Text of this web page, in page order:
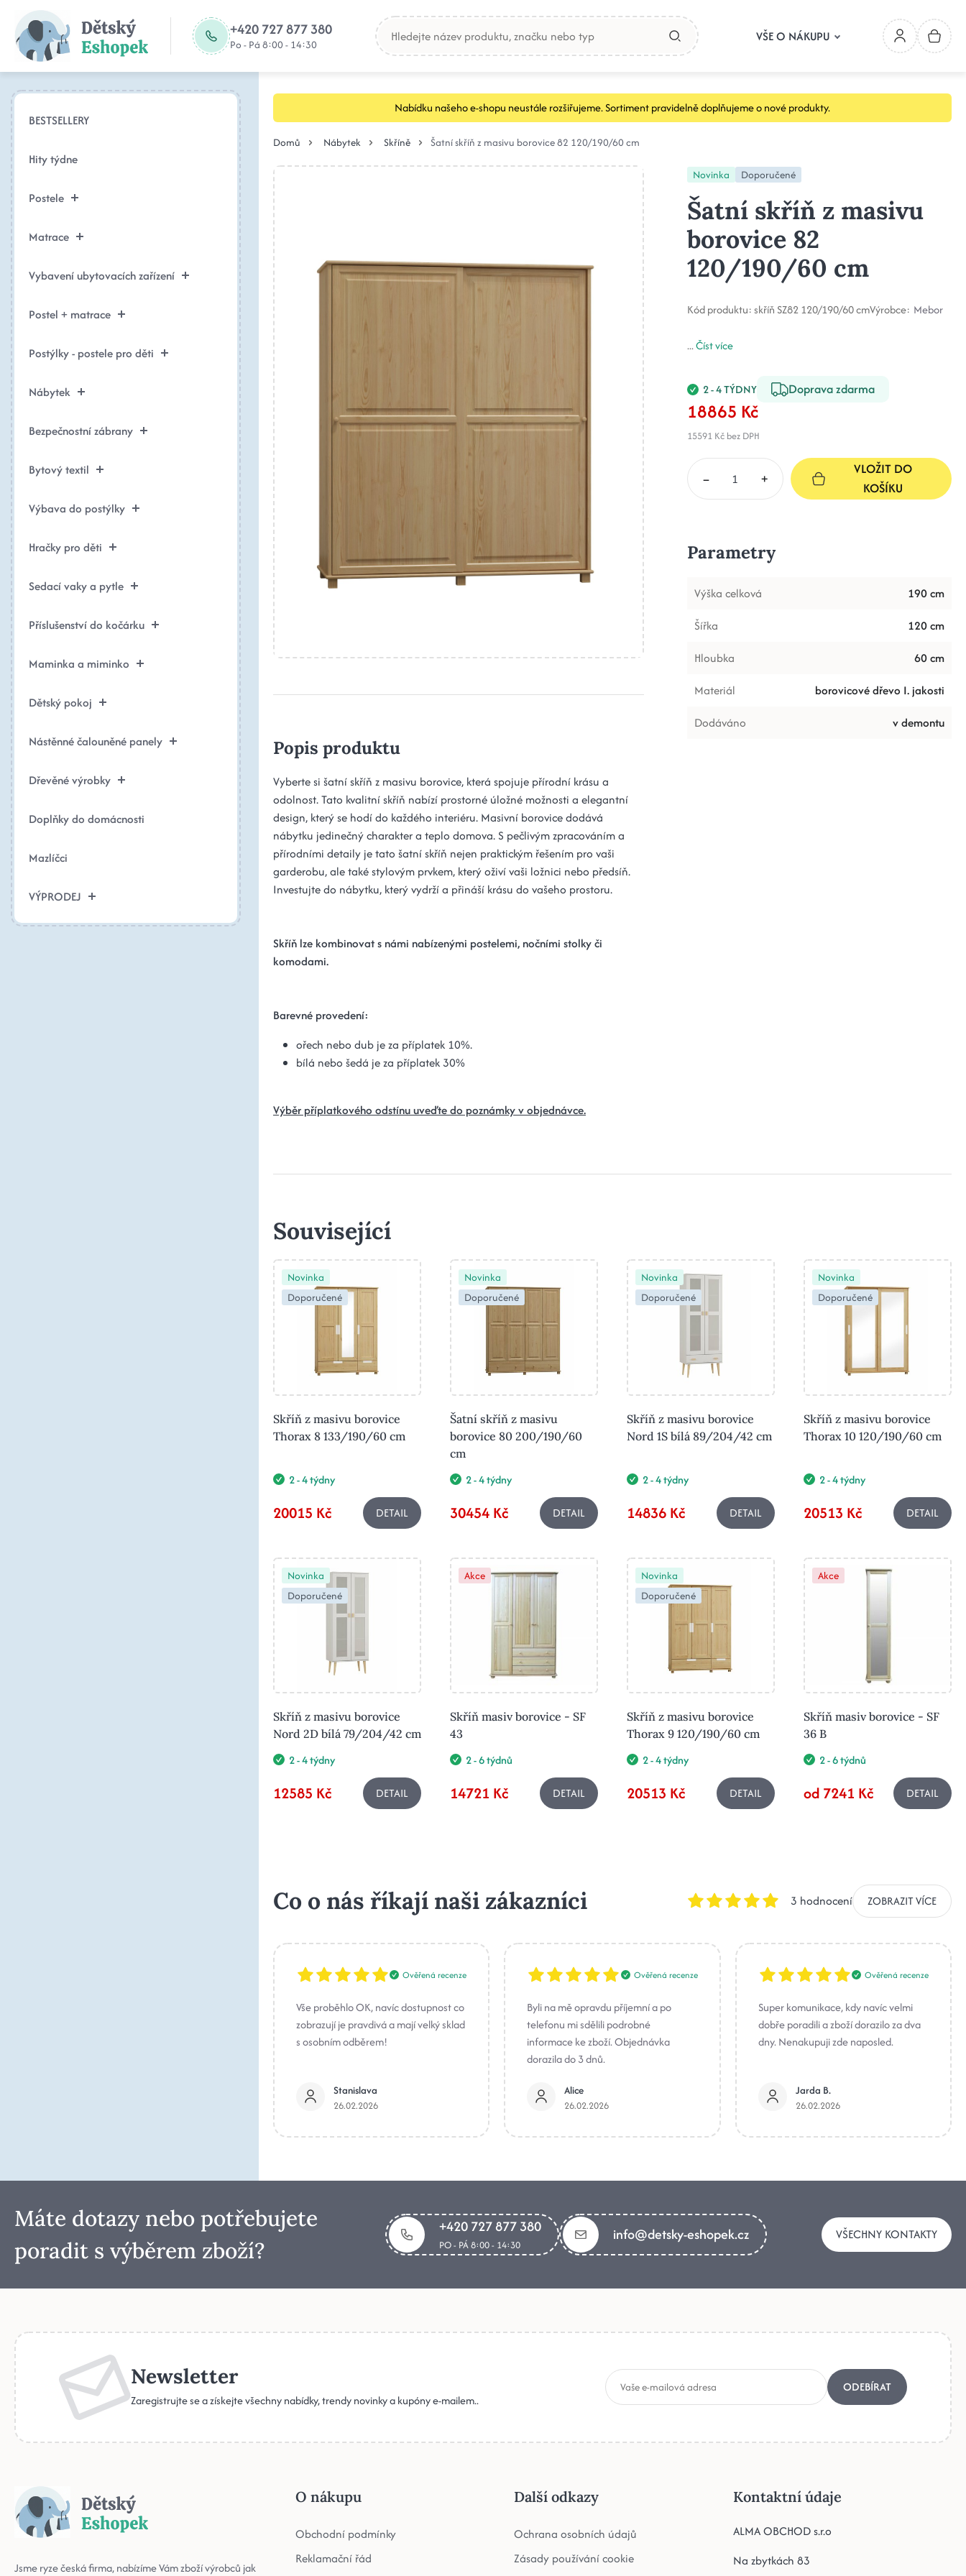
+420 727 877 380
Po - Pá 8:00 - 14:30
VŠE O NÁKUPU
BESTSELLERY
Hity týdne
Postele
Matrace
Vybavení ubytovacích zařízení
Postel + matrace
Postýlky - postele pro děti
Nábytek
Bezpečnostní zábrany
Bytový textil
Výbava do postýlky
Hračky pro děti
Sedací vaky a pytle
Příslušenství do kočárku
Maminka a miminko
Dětský pokoj
Nástěnné čalouněné panely
Dřevěné výrobky
Doplňky do domácnosti
Mazlíčci
VÝPRODEJ
Nabídku našeho e-shopu neustále rozšiřujeme. Sortiment pravidelně doplňujeme o nové produkty.
Domů Nábytek Skříně Šatní skříň z masivu borovice 82 120/190/60 cm
Popis produktu
Vyberte si šatní skříň z masivu borovice, která spojuje přírodní krásu a
odolnost. Tato kvalitní skříň nabízí prostorné úložné možnosti a elegantní
design, který se hodí do každého interiéru. Masivní borovice dodává
nábytku jedinečný charakter a teplo domova. S pečlivým zpracováním a
přírodními detaily je tato šatní skříň nejen praktickým řešením pro vaši
garderobu, ale také stylovým prvkem, který oživí vaši ložnici nebo předsíň.
Investujte do nábytku, který vydrží a přináší krásu do vašeho prostoru.
Skříň lze kombinovat s námi nabízenými postelemi, nočními stolky či
komodami.
Barevné provedení:
ořech nebo dub je za příplatek 10%.
bílá nebo šedá je za příplatek 30%
Výběr příplatkového odstínu uveďte do poznámky v objednávce.
Novinka Doporučené
Šatní skříň z masivu
borovice 82
120/190/60 cm
Kód produktu: skříň SZ82 120/190/60 cmVýrobce: Mebor
...Číst více
2 - 4 TÝDNY Doprava zdarma
18865 Kč
15591 Kčbez DPH
– +
VLOŽIT DO
KOŠÍKU
Parametry
Výška celková
190 cm
Šířka
120 cm
Hloubka
60 cm
Materiál
borovicové dřevo I. jakosti
Dodáváno
v demontu
Související
Novinka
Doporučené
Skříň z masivu borovice
Thorax 8 133/190/60 cm
2 - 4 týdny
20015 Kč DETAIL
Novinka
Doporučené
Šatní skříň z masivu
borovice 80 200/190/60
cm
2 - 4 týdny
30454 Kč DETAIL
Novinka
Doporučené
Skříň z masivu borovice
Nord 1S bílá 89/204/42 cm
2 - 4 týdny
14836 Kč DETAIL
Novinka
Doporučené
Skříň z masivu borovice
Thorax 10 120/190/60 cm
2 - 4 týdny
20513 Kč DETAIL
Novinka
Doporučené
Skříň z masivu borovice
Nord 2D bílá 79/204/42 cm
2 - 4 týdny
12585 Kč DETAIL
Akce
Skříň masiv borovice - SF
43
2 - 6 týdnů
14721 Kč DETAIL
Novinka
Doporučené
Skříň z masivu borovice
Thorax 9 120/190/60 cm
2 - 4 týdny
20513 Kč DETAIL
Akce
Skříň masiv borovice - SF
36 B
2 - 6 týdnů
od 7241 Kč DETAIL
Co o nás říkají naši zákazníci 3 hodnocení ZOBRAZIT VÍCE
Ověřená recenze
Vše proběhlo OK, navíc dostupnost co
zobrazují je pravdivá a mají velký sklad
s osobním odběrem!
Stanislava
26.02.2026
Ověřená recenze
Byli na mě opravdu příjemní a po
telefonu mi sdělili podrobné
informace ke zboží. Objednávka
dorazila do 3 dnů.
Alice
26.02.2026
Ověřená recenze
Super komunikace, kdy navíc velmi
dobře poradili a zboží dorazilo za dva
dny. Nenakupuji zde naposled.
Jarda B.
26.02.2026
Máte dotazy nebo potřebujete
poradit s výběrem zboží?
+420 727 877 380
PO - PÁ 8:00 - 14:30
info@detsky-eshopek.cz VŠECHNY KONTAKTY
Newsletter
Zaregistrujte se a získejte všechny nabídky, trendy novinky a kupóny e-mailem..
ODEBÍRAT
Jsme ryze česká firma, nabízíme Vám zboží výrobců jak
O nákupu
Obchodní podmínky
Reklamační řád
Další odkazy
Ochrana osobních údajů
Zásady používání cookie
Kontaktní údaje
ALMA OBCHOD s.r.o
Na zbytkách 83